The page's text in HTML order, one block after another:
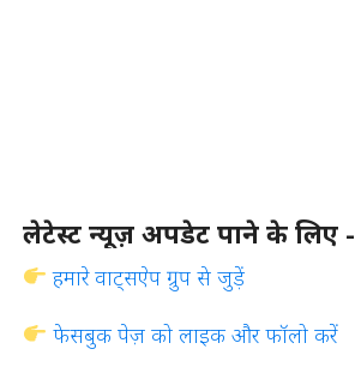
लेटेस्ट न्यूज़ अपडेट पाने के लिए -
हमारे वाट्सऐप ग्रुप से जुड़ें
फेसबुक पेज़ को लाइक और फॉलो करें